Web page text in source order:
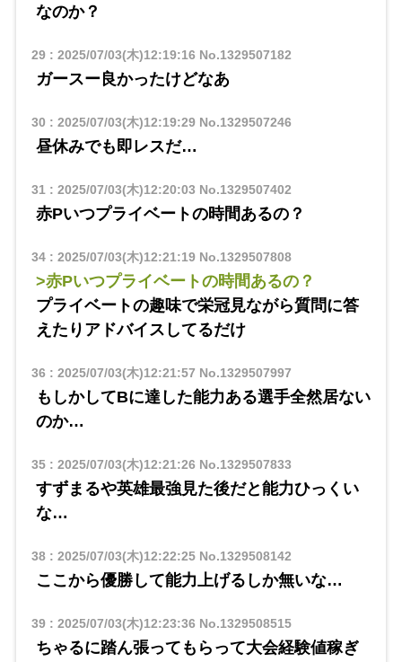
なのか？
29: 2025/07/03(木)12:19:16 No.1329507182
ガースー良かったけどなあ
30 : 2025/07/03(木)12:19:29No.1329507246
昼休みでも即レスだ…
31 : 2025/07/03(木)12:20:03 No.1329507402
赤Pいつプライベートの時間あるの？
34: 2025/07/03(木)12:21:19No.1329507808
>赤Pいつプライベートの時間あるの？
プライベートの趣味で栄冠見ながら質問に答
えたりアドバイスしてるだけ
36 : 2025/07/03(木)12:21:57 No.1329507997
もしかしてBに達した能力ある選手全然居ない
のか…
35: 2025/07/03(木)12:21:26 No.1329507833
すずまるや英雄最強見た後だと能力ひっくい
な…
38: 2025/07/03(木)12:22:25No.1329508142
ここから優勝して能力上げるしか無いな…
39: 2025/07/03(木)12:23:36 No.1329508515
ちゃるに踏ん張ってもらって大会経験値稼ぎ